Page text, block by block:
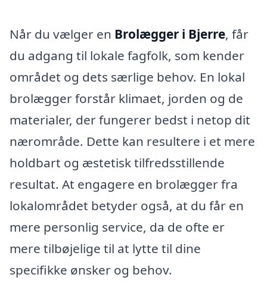
Når du vælger en Brolægger i Bjerre, får
du adgang til lokale fagfolk, som kender
området og dets særlige behov. En lokal
brolægger forstår klimaet, jorden og de
materialer, der fungerer bedst i netop dit
nærområde. Dette kan resultere i et mere
holdbart og æstetisk tilfredsstillende
resultat. At engagere en brolægger fra
lokalområdet betyder også, at du får en
mere personlig service, da de ofte er
mere tilbøjelige til at lytte til dine
specifikke ønsker og behov.